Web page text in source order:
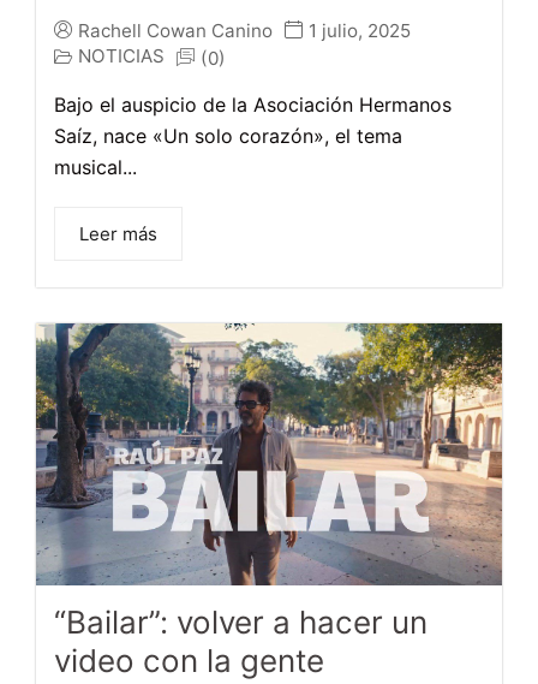
Rachell Cowan Canino
1 julio, 2025
NOTICIAS
(0)
Bajo el auspicio de la Asociación Hermanos
Saíz, nace «Un solo corazón», el tema
musical...
Leer más
“Bailar”: volver a hacer un
video con la gente